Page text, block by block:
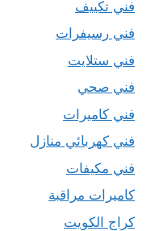
فني تكييف
فني رسيفرات
فني ستلايت
فني صحي
فني كاميرات
فني كهربائي منازل
فني مكيفات
كاميرات مراقبة
كراج الكويت